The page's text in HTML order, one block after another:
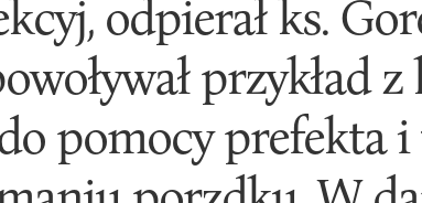
odpierał ks.
przykład
pomocy prefekta